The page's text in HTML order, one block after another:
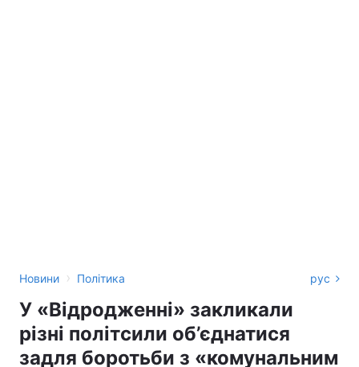
Новини › Політика рус
У «Відродженні» закликали
різні політсили об’єднатися
задля боротьби з «комунальним